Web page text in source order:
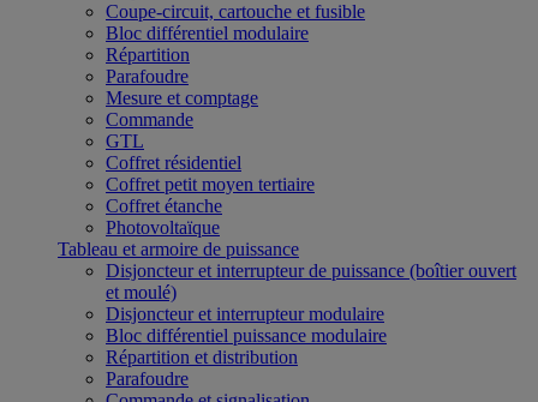
Coupe-circuit, cartouche et fusible
Bloc différentiel modulaire
Répartition
Parafoudre
Mesure et comptage
Commande
GTL
Coffret résidentiel
Coffret petit moyen tertiaire
Coffret étanche
Photovoltaïque
Tableau et armoire de puissance
Disjoncteur et interrupteur de puissance (boîtier ouvert
et moulé)
Disjoncteur et interrupteur modulaire
Bloc différentiel puissance modulaire
Répartition et distribution
Parafoudre